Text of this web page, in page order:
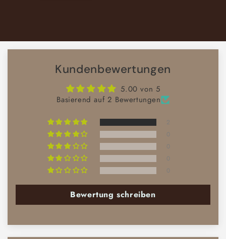
Title
Title
geladen ...
Kundenbewertungen
5.00 von 5
Basierend auf 2 Bewertungen
2
0
0
0
0
Bewertung schreiben